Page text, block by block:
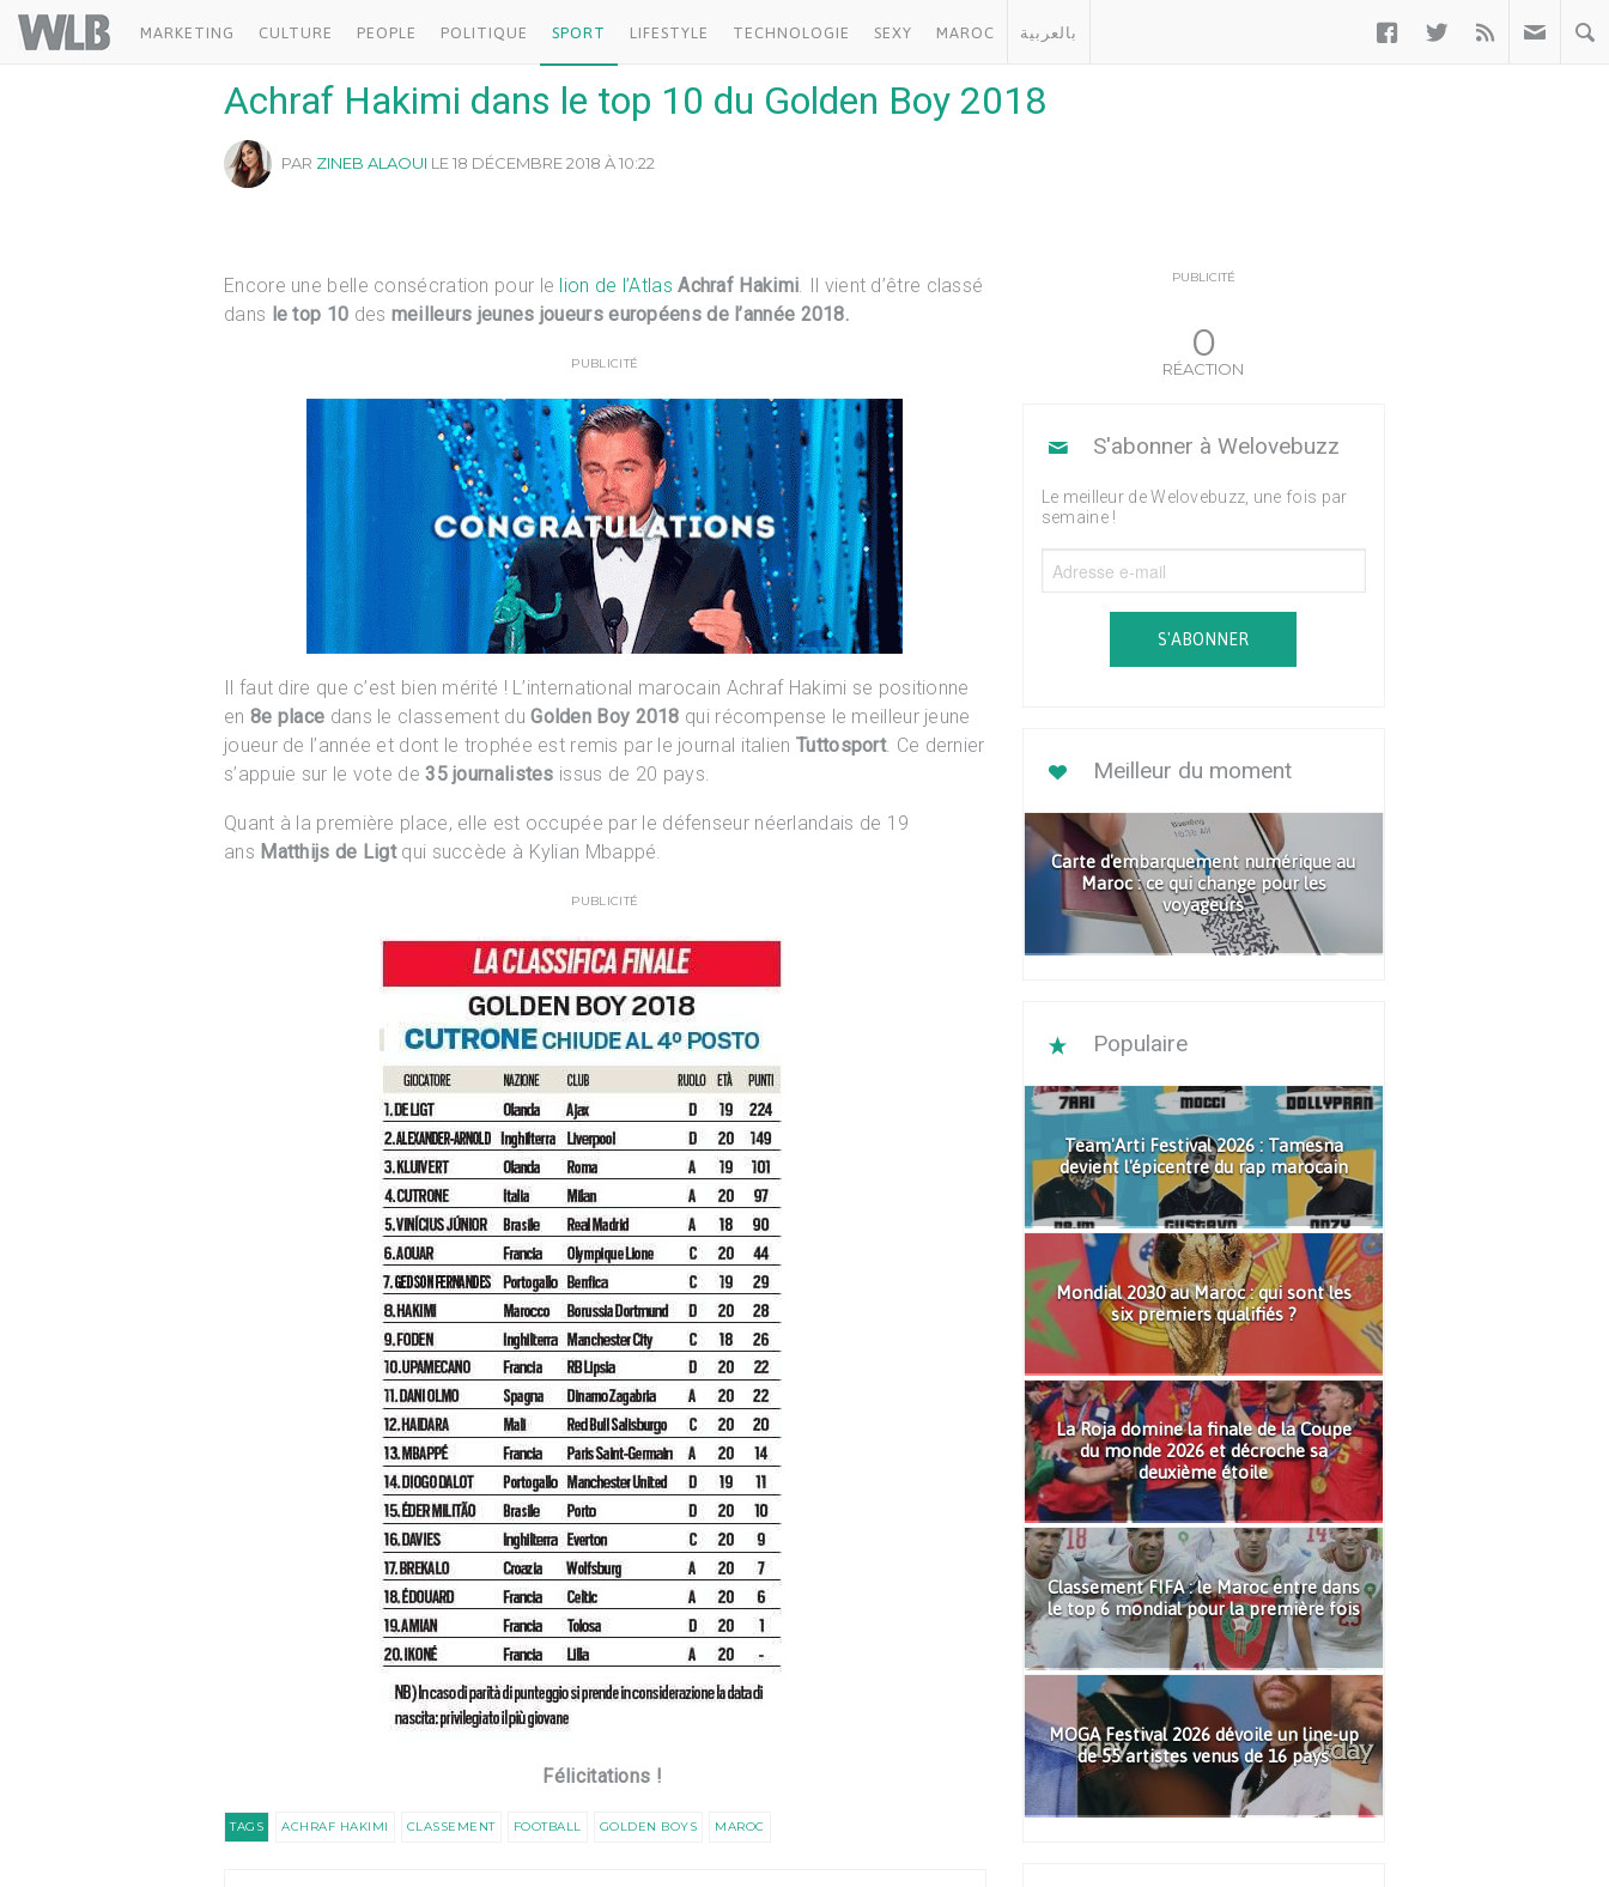
Welovebuzz
MARKETING CULTURE PEOPLE POLITIQUE SPORT LIFESTYLE TECHNOLOGIE SEXY MAROC بالعربية   
Achraf Hakimi dans le top 10 du Golden Boy 2018
PAR ZINEB ALAOUI LE 18 DÉCEMBRE 2018 À 10:22
Encore une belle consécration pour le lion de l’Atlas Achraf Hakimi. Il vient d’être classé
dans le top 10 des meilleurs jeunes joueurs européens de l’année 2018.
PUBLICITÉ
Il faut dire que c’est bien mérité ! L’international marocain Achraf Hakimi se positionne
en 8e place dans le classement duGolden Boy 2018 qui récompense le meilleur jeune
joueur de l’année et dont le trophée est remis par le journal italien Tuttosport. Ce dernier
s’appuie sur le vote de35 journalistes issus de 20 pays.
Quant à la première place, elle est occupée par le défenseur néerlandais de 19
ans Matthijs de Ligtqui succède à Kylian Mbappé.
PUBLICITÉ
Félicitations !
TAGS ACHRAF HAKIMI CLASSEMENT FOOTBALL GOLDEN BOYS MAROC
PUBLICITÉ
0
RÉACTION
S'abonner à Welovebuzz
Le meilleur de Welovebuzz, une fois par
semaine !
S'ABONNER
Meilleur du moment
Carte d'embarquement numérique au
Maroc : ce qui change pour les
voyageurs
Populaire
Team'Arti Festival 2026 : Tamesna
devient l'épicentre du rap marocain
Mondial 2030 au Maroc : qui sont les
six premiers qualifiés ?
La Roja domine la finale de la Coupe
du monde 2026 et décroche sa
deuxième étoile
Classement FIFA : le Maroc entre dans
le top 6 mondial pour la première fois
MOGA Festival 2026 dévoile un line-up
de 55 artistes venus de 16 pays